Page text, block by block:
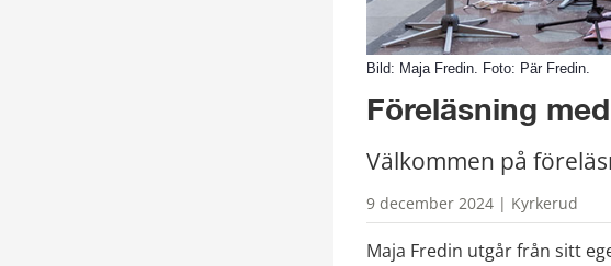
Bild: Maja Fredin. Foto: Pär Fredin.
Föreläsning
Välkommen på
9 december 2024 | Kyrkerud
Maja Fredin utgår från sitt